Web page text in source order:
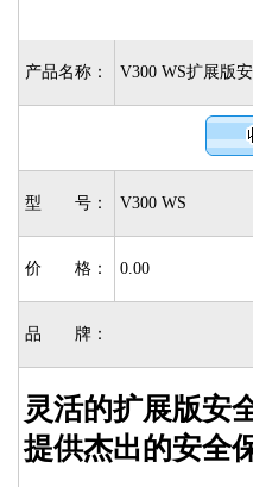
产品名称： V300 WS扩展版
型 号： V300 WS
价 格： 0.00
品 牌：
灵活的扩展版安
提供杰出的安全